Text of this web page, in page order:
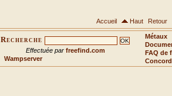
Accueil Haut Retour
Recherche
Effectuée par freefind.com
Wampserver
Métaux
FAQ de